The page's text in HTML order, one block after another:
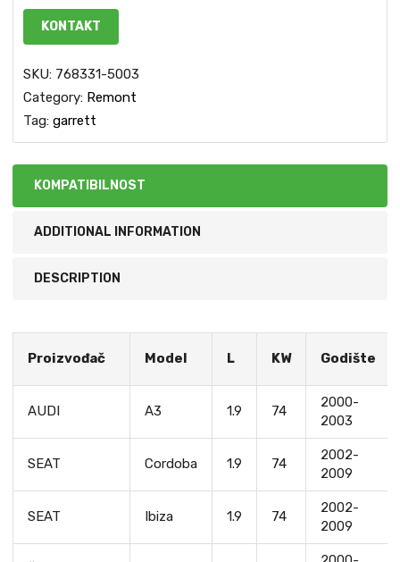
KONTAKT
SKU: 768331-5003
Category: Remont
Tag: garrett
KOMPATIBILNOST
ADDITIONAL INFORMATION
DESCRIPTION
Proizvođač Model L KW Godište
AUDI A3 1.9 74
2000-
2003
SEAT Cordoba 1.9 74
2002-
2009
SEAT Ibiza 1.9 74
2002-
2009